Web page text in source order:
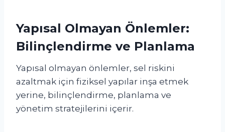
Yapısal Olmayan Önlemler:
Bilinçlendirme ve Planlama
Yapısal olmayan önlemler, sel riskini
azaltmak için fiziksel yapılar inşa etmek
yerine, bilinçlendirme, planlama ve
yönetim stratejilerini içerir.